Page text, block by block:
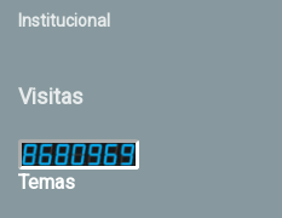
Institucional
Visitas
Temas